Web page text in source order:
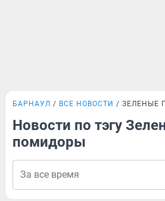
БАРНАУЛ ВСЕ НОВОСТИ ЗЕЛЕНЫЕ
Новости по тэгу
помидоры